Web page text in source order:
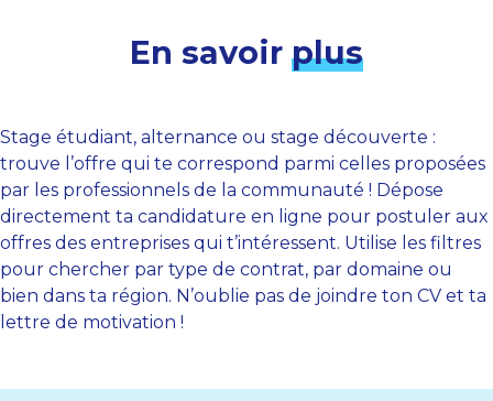
En savoir plus
Stage étudiant, alternance ou stage découverte :
trouve l’offre qui te correspond parmi celles proposées
par les professionnels de la communauté ! Dépose
directement ta candidature en ligne pour postuler aux
offres des entreprises qui t’intéressent. Utilise les filtres
pour chercher par type de contrat, par domaine ou
bien dans ta région. N’oublie pas de joindre ton CV et ta
lettre de motivation !